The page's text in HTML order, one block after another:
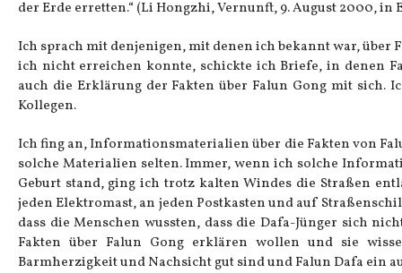
der Erde erretten.“ (Li Hongzhi, Vernunft, 9. August 2000,
Ich sprach mit denjenigen, mit denen ich bekannt war, über
ich nicht erreichen konnte, schickte ich Briefe, in denen
auch die Erklärung der Fakten über Falun Gong mit sich.
Kollegen.
Ich fing an, Informationsmaterialien über die Fakten von
solche Materialien selten. Immer, wenn ich solche
Geburt stand, ging ich trotz kalten Windes die Straßen
jeden Elektromast, an jeden Postkasten und auf
dass die Menschen wussten, dass die Dafa-Jünger sich
Fakten über Falun Gong erklären wollen und sie
Barmherzigkeit und Nachsicht gut sind und Falun Dafa ein